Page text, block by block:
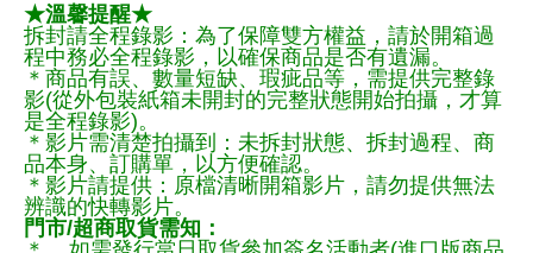
★溫馨提醒★
拆封請全程錄影：為了保障雙方權益，請於開箱過
程中務必全程錄影，以確保商品是否有遺漏。
＊商品有誤、數量短缺、瑕疵品等，需提供完整錄
影(從外包裝紙箱未開封的完整狀態開始拍攝，才算
是全程錄影)。
＊影片需清楚拍攝到：未拆封狀態、拆封過程、商
品本身、訂購單，以方便確認。
＊影片請提供：原檔清晰開箱影片，請勿提供無法
辨識的快轉影片。
門市/超商取貨需知：